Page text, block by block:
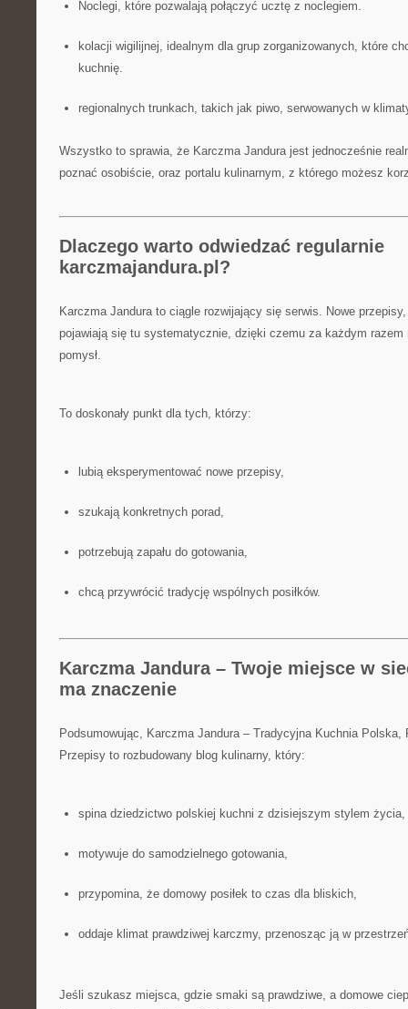
Noclegi, które pozwalają połączyć ucztę z noclegiem.
kolacji wigilijnej, idealnym dla grup zorganizowanych, które
kuchnię.
regionalnych trunkach, takich jak piwo, serwowanych w
Wszystko to sprawia, że Karczma Jandura jest jednocześnie
poznać osobiście, oraz portalu kulinarnym, z którego możesz
Dlaczego warto odwiedzać regularnie
karczmajandura.pl?
Karczma Jandura to ciągle rozwijający się serwis. Nowe
pojawiają się tu systematycznie, dzięki czemu za każdym
pomysł.
To doskonały punkt dla tych, którzy:
lubią eksperymentować nowe przepisy,
szukają konkretnych porad,
potrzebują zapału do gotowania,
chcą przywrócić tradycję wspólnych posiłków.
Karczma Jandura – Twoje miejsce w
ma znaczenie
Podsumowując, Karczma Jandura – Tradycyjna Kuchnia Polska,
Przepisy to rozbudowany blog kulinarny, który:
spina dziedzictwo polskiej kuchni z dzisiejszym stylem życia,
motywuje do samodzielnego gotowania,
przypomina, że domowy posiłek to czas dla bliskich,
oddaje klimat prawdziwej karczmy, przenosząc ją w
Jeśli szukasz miejsca, gdzie smaki są prawdziwe, a domowe